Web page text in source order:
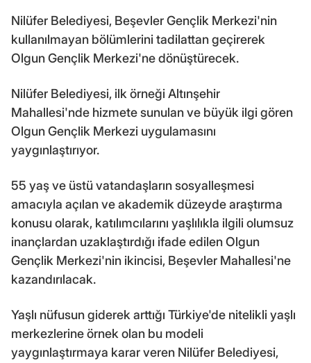
Nilüfer Belediyesi, Beşevler Gençlik Merkezi'nin
kullanılmayan bölümlerini tadilattan geçirerek
Olgun Gençlik Merkezi'ne dönüştürecek.
Nilüfer Belediyesi, ilk örneği Altınşehir
Mahallesi'nde hizmete sunulan ve büyük ilgi gören
Olgun Gençlik Merkezi uygulamasını
yaygınlaştırıyor.
55 yaş ve üstü vatandaşların sosyalleşmesi
amacıyla açılan ve akademik düzeyde araştırma
konusu olarak, katılımcılarını yaşlılıkla ilgili olumsuz
inançlardan uzaklaştırdığı ifade edilen Olgun
Gençlik Merkezi'nin ikincisi, Beşevler Mahallesi'ne
kazandırılacak.
Yaşlı nüfusun giderek arttığı Türkiye'de nitelikli yaşlı
merkezlerine örnek olan bu modeli
yaygınlaştırmaya karar veren Nilüfer Belediyesi,